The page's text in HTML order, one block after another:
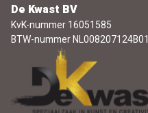
De Kwast BV
KvK-nummer 16051585
BTW-nummer NL008207124B01